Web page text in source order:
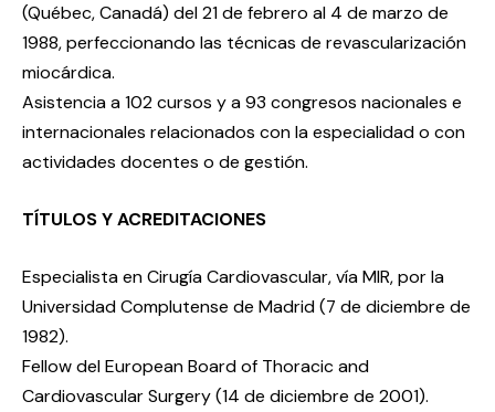
(Québec, Canadá) del 21 de febrero al 4 de marzo de
1988, perfeccionando las técnicas de revascularización
miocárdica.
Asistencia a 102 cursos y a 93 congresos nacionales e
internacionales relacionados con la especialidad o con
actividades docentes o de gestión.
TÍTULOS Y ACREDITACIONES
Especialista en Cirugía Cardiovascular, vía MIR, por la
Universidad Complutense de Madrid (7 de diciembre de
1982).
Fellow del European Board of Thoracic and
Cardiovascular Surgery (14 de diciembre de 2001).